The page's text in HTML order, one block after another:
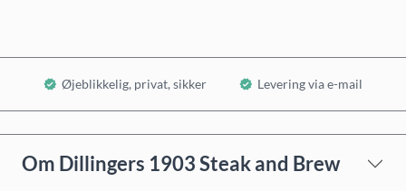
Øjeblikkelig, privat, sikker Levering via e-mail
Om Dillingers 1903 Steak and Brew